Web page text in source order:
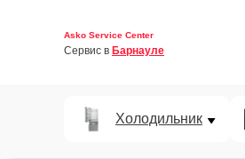
Asko Service Center
Сервис в Барнауле
Холодильник